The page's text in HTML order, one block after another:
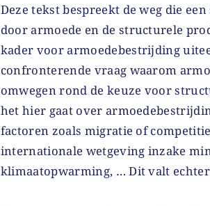
Deze tekst bespreekt de weg die
door armoede en de structurele
kader voor armoedebestrijding
confronterende vraag waarom
omwegen rond de keuze voor
het hier gaat over
factoren zoals migratie of
internationale wetgeving inzake
klimaatopwarming, … Dit valt